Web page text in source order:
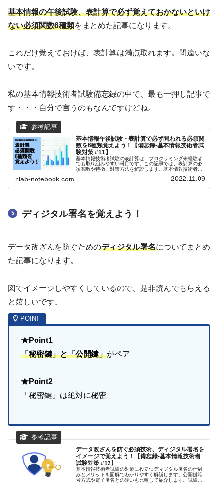
基本情報の午後試験、表計算で必ず覚えておかないといけ
ない必須関数6種類をまとめた記事になります。
これだけ覚えておけば、表計算は満点取れます。間違いな
いです。
私の基本情報技術者試験備忘録の中で、最も一押し記事で
す・・・自分で言うのもなんですけどね。
基本情報午後試験・表計算で必ず問われる必須関
数を6種類覚えよう！【備忘録-基本情報技術者試
験対策 #11】
基本情報技術者試験の表計算は、プログラミング未経験者
でも取り組みやすい科目です。この記事では、表計算の必
須関数や特徴、対策方法を解説します。基本情報技術者試
nlab-notebook.com 2022.11.09
ディジタル署名を覚えよう！
データ改ざんを防ぐためのディジタル署名についてまとめ
た記事になります。
図でイメージしやすくしているので、是非読んでもらえる
と嬉しいです。
★Point1
「秘密鍵」と「公開鍵」がペア
★Point2
「秘密鍵」は絶対に秘密
データ改ざんを防ぐ必須技術、ディジタル署名を
イメージで覚えよう！【備忘録-基本情報技術者
試験対策 #12】
基本情報技術者試験の対策に役立つディジタル署名の仕組
みとメリットを図解でわかりやすく解説します。公開鍵暗
号方式や電子署名との違いも比較して紹介します。試験合